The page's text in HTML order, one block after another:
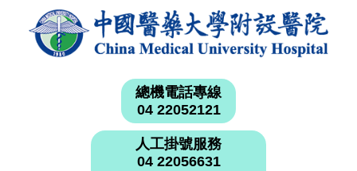
總機電話專線
04 22052121
人工掛號服務
04 22056631